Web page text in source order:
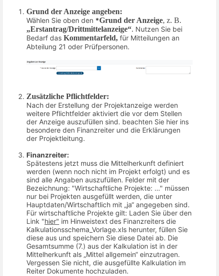
Grund der Anzeige angeben:
Wählen Sie oben den *Grund der Anzeige, z. B.
„Erstantrag/Drittmittelanzeige“. Nutzen Sie bei
Bedarf das Kommentarfeld, für Mitteilungen an
Abteilung 21 oder Prüfpersonen.
Zusätzliche Pflichtfelder:
Nach der Erstellung der Projektanzeige werden
weitere Pflichtfelder aktiviert die vor dem Stellen
der Anzeige auszufüllen sind. beachten Sie hier ins
besondere den Finanzreiter und die Erklärungen
der Projektleitung.
Finanzreiter:
Spätestens jetzt muss die Mittelherkunft definiert
werden (wenn noch nicht im Projekt erfolgt) und es
sind alle Angaben auszufüllen. Felder mit der
Bezeichnung: "Wirtschaftliche Projekte: …" müssen
nur bei Projekten ausgefüllt werden, die unter
Hauptdaten/Wirtschaftlich mit „ja“ angegeben sind.
Für wirtschaftliche Projekte gilt: Laden Sie über den
Link "hier" im Hinweistext des Finanzreiters die
Kalkulationsschema_Vorlage.xls herunter, füllen Sie
diese aus und speichern Sie diese Datei ab. Die
Gesamtsumme (7.) aus der Kalkulation ist in der
Mittelherkunft als „Mittel allgemein“ einzutragen.
Vergessen Sie nicht, die ausgefüllte Kalkulation im
Reiter Dokumente hochzuladen.